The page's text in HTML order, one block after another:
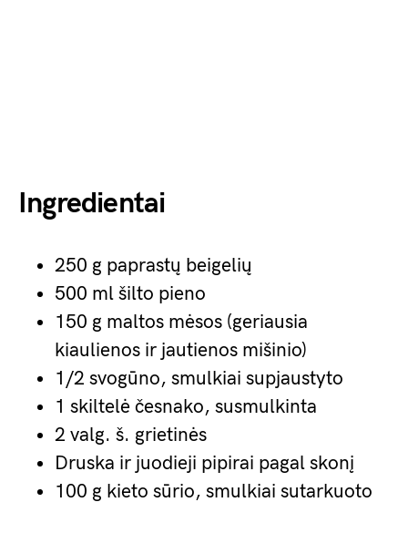
Ingredientai
250 g paprastų beigelių
500 ml šilto pieno
150 g maltos mėsos (geriausia
kiaulienos ir jautienos mišinio)
1/2 svogūno, smulkiai supjaustyto
1 skiltelė česnako, susmulkinta
2 valg. š. grietinės
Druska ir juodieji pipirai pagal skonį
100 g kieto sūrio, smulkiai sutarkuoto